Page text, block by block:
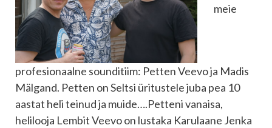
meie
profesionaalne sounditiim: Petten Veevo ja Madis
Mälgand. Petten on Seltsi üritustele juba pea 10
aastat heli teinud ja muide….Petteni vanaisa,
helilooja Lembit Veevo on lustaka Karulaane Jenka